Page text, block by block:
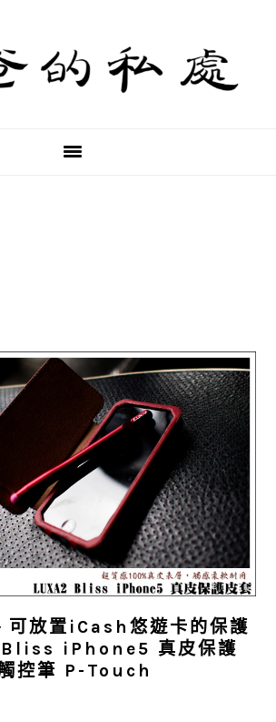
可放置iCash悠遊卡的保護
iPhone5 真皮保護
控筆 P-Touch